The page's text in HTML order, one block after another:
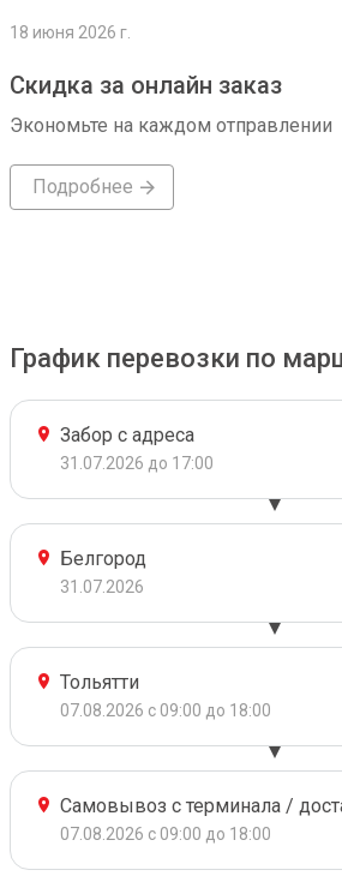
18 июня 2026 г.
Скидка за онлайн заказ
Экономьте на каждом отправлении
Подробнее
График перевозки по
Забор с адреса
31.07.2026 до 17:00
Белгород
31.07.2026
Тольятти
07.08.2026 с 09:00 до 18:00
Самовывоз с терминала /
07.08.2026 с 09:00 до 18:00